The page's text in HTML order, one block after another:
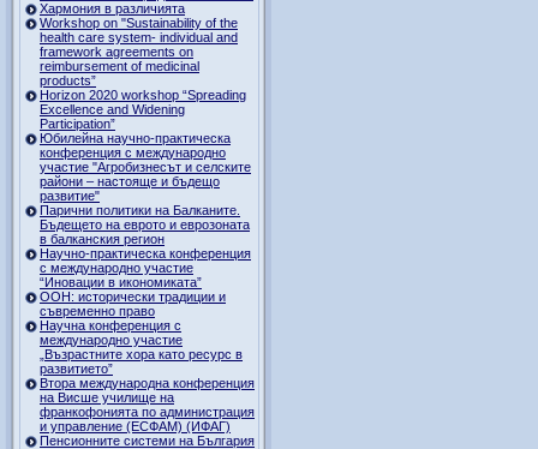
Хармония в различията
Workshop on "Sustainability of the
health care system- individual and
framework agreements on
reimbursement of medicinal
products”
Horizon 2020 workshop “Spreading
Excellence and Widening
Participation”
Юбилейна научно-практическа
конференция с международно
участие "Агробизнесът и селските
райони – настояще и бъдещо
развитие"
Парични политики на Балканите.
Бъдещето на еврото и еврозоната
в балканския регион
Научно-практическа конференция
с международно участие
“Иновации в икономиката”
ООН: исторически традиции и
съвременно право
Научна конференция с
международно участие
„Възрастните хора като ресурс в
развитието”
Втора международна конференция
на Висше училище на
франкофонията по администрация
и управление (ЕСФАМ) (ИФАГ)
Пенсионните системи на България